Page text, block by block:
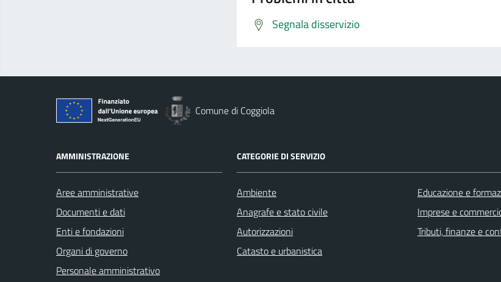
Segnala disservizio
Comune di Coggiola
AMMINISTRAZIONE
Aree amministrative
Documenti e dati
Enti e fondazioni
Organi di governo
Personale amministrativo
CATEGORIE DI SERVIZIO
Ambiente
Anagrafe e stato civile
Autorizzazioni
Catasto e urbanistica
Educazione e
Imprese e
Tributi, finanze e